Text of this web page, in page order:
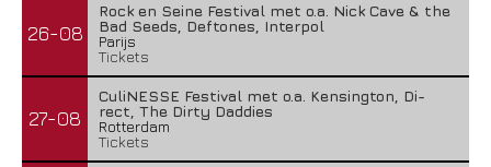
26-08
Rock en Seine Festival met o.a. Nick Cave & the
Bad Seeds, Deftones, Interpol
Parijs
Tickets
27-08
CuliNESSE Festival met o.a. Kensington, Di-
rect, The Dirty Daddies
Rotterdam
Tickets